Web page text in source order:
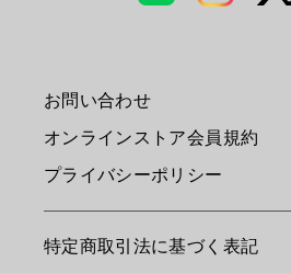
お問い合わせ
オンラインストア会員規約
プライバシーポリシー
特定商取引法に基づく表記